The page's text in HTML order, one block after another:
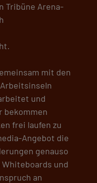
Tribüne Arena-
mit den
und
bekommen
frei laufen zu
Angebot die
genauso
und
an